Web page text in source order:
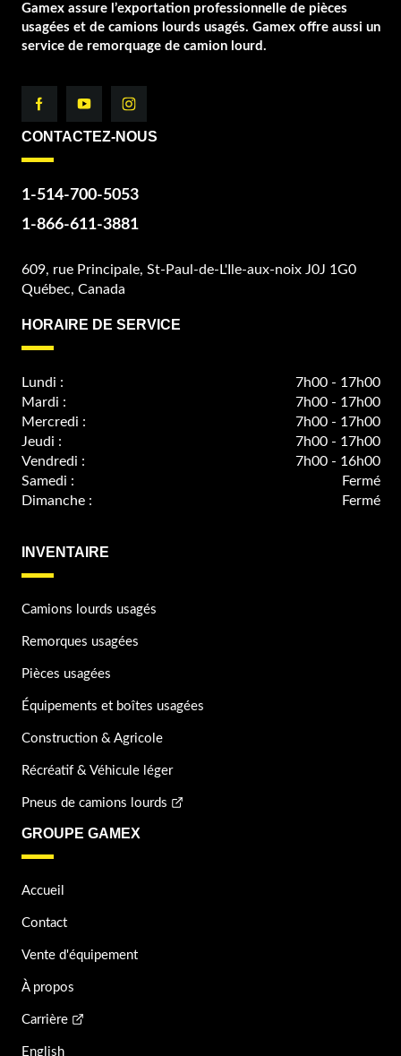
Gamex assure l’exportation professionnelle de pièces
usagées et de camions lourds usagés. Gamex offre aussi un
service de remorquage de camion lourd.
CONTACTEZ-NOUS
1-514-700-5053
1-866-611-3881
609, rue Principale, St-Paul-de-L'Ile-aux-noix J0J 1G0
Québec, Canada
HORAIRE DE SERVICE
Lundi :
7h00 - 17h00
Mardi :
7h00 - 17h00
Mercredi :
7h00 - 17h00
Jeudi :
7h00 - 17h00
Vendredi :
7h00 - 16h00
Samedi :
Fermé
Dimanche :
Fermé
INVENTAIRE
Camions lourds usagés
Remorques usagées
Pièces usagées
Équipements et boîtes usagées
Construction & Agricole
Récréatif & Véhicule léger
Pneus de camions lourds
GROUPE GAMEX
Accueil
Contact
Vente d'équipement
À propos
Carrière
English